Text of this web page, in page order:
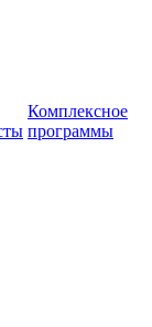
Комплексное
программы